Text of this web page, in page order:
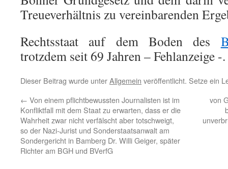
Treueverhältnis zu vereinbarenden
Rechtsstaat auf dem Boden des
trotzdem seit 69 Jahren – Fehlanzeige -.
Dieser Beitrag wurde unterAllgemein veröffentlicht. Setze ein
← Von einem pflichtbewussten Journalisten ist im
Konfliktfall mit dem Staat zu erwarten, dass er die
Wahrheit zwar nicht verfälscht aber totschweigt,
so der Nazi-Jurist und Sonderstaatsanwalt am
Sondergericht in Bamberg Dr. Willi Geiger, später
Richter am BGH und BVerfG
von